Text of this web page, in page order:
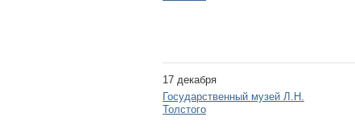
17 декабря
Государственный музей Л.Н.
Толстого